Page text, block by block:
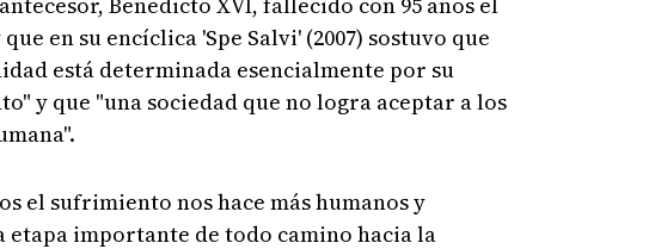
en su encíclica 'Spe Salvi' (2007) sostuvo que
está determinada esencialmente por su
y que "una sociedad que no logra aceptar a los
el sufrimiento nos hace más humanos y
importante de todo camino hacia la